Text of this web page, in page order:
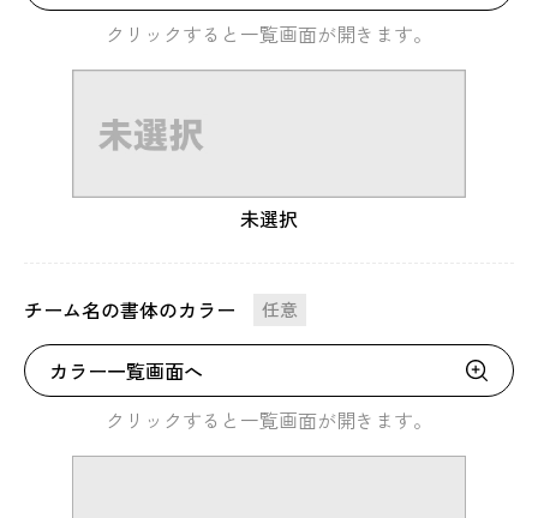
クリックすると一覧画面が開きます。
未選択
チーム名の書体のカラー 任意
カラー一覧画面へ
クリックすると一覧画面が開きます。